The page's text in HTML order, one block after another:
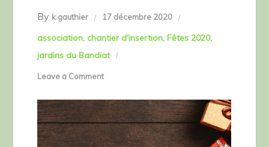
By k.gauthier 17 décembre 2020
association chantier d'insertion Fêtes 2020
jardins du Bandiat
Leave a Commenton
mérité
!